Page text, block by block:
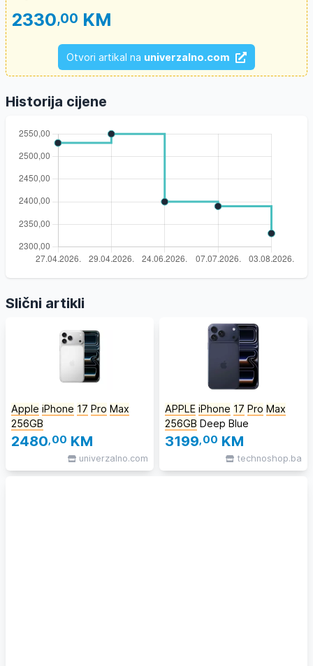
2330,00 KM
Otvori artikal na univerzalno.com
Historija cijene
Slični artikli
Apple iPhone 17 Pro Max
256GB
2480,00 KM
univerzalno.com
APPLE iPhone 17 Pro Max
256GB Deep Blue
3199,00 KM
technoshop.ba